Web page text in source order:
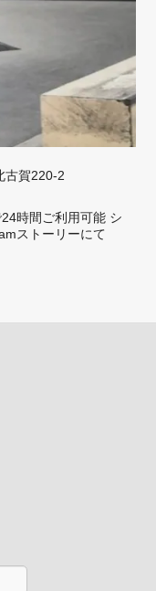
古賀220-2
時間ご利用可能 シ
ストーリーにて